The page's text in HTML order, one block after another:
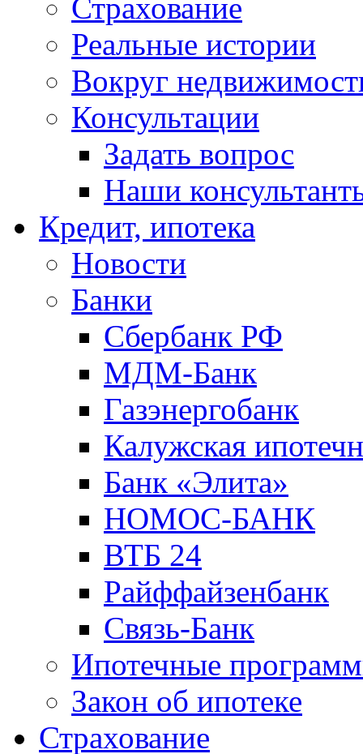
Страхование
Реальные истории
Вокруг
Консультации
Задать вопрос
Наши
Кредит, ипотека
Новости
Банки
Сбербанк РФ
МДМ-Банк
Газэнергобанк
Калужская
Банк «Элита»
НОМОС-БАНК
ВТБ 24
Райффайзенбанк
Связь-Банк
Ипотечные
Закон об ипотеке
Страхование